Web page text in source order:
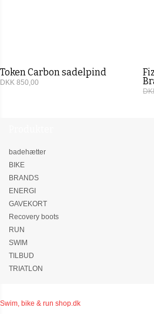
Token Carbon sadelpind
DKK 850,00
badehætter
BIKE
BRANDS
ENERGI
GAVEKORT
Recovery boots
RUN
SWIM
TILBUD
TRIATLON
Swim, bike & run shop.dk